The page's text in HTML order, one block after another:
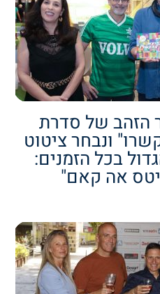
הזהב של סדרת
ונבחר ציטוט
בכל הזמנים:
אה קאם"